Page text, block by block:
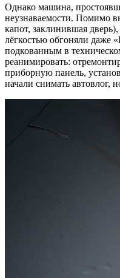
Однако машина,
неузнаваемости. Помимо
капот, заклинившая
лёгкостью обгоняли даже
подкованным в
реанимировать:
приборную панель,
начали снимать автовлог,